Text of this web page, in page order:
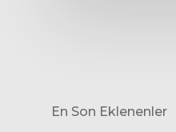
En Son Eklenenler